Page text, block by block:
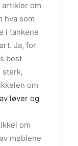
artikler om
hva som
i tankene
Ja, for
best
sterk,
om
løver og
om
møblene